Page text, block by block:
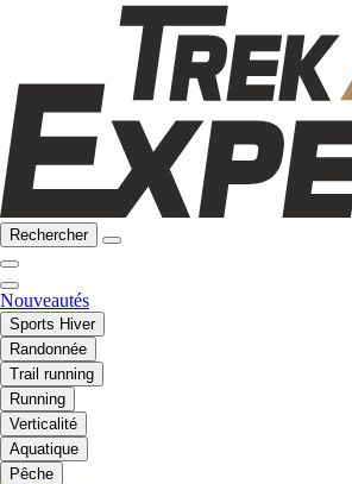
Rechercher
Nouveautés
Sports Hiver
Randonnée
Trail running
Running
Verticalité
Aquatique
Pêche